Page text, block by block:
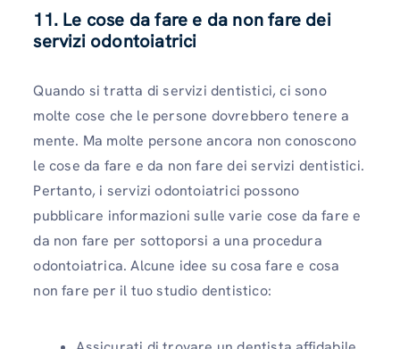
11. Le cose da fare e da non fare dei
servizi odontoiatrici
Quando si tratta di servizi dentistici, ci sono
molte cose che le persone dovrebbero tenere a
mente. Ma molte persone ancora non conoscono
le cose da fare e da non fare dei servizi dentistici.
Pertanto, i servizi odontoiatrici possono
pubblicare informazioni sulle varie cose da fare e
da non fare per sottoporsi a una procedura
odontoiatrica. Alcune idee su cosa fare e cosa
non fare per il tuo studio dentistico: